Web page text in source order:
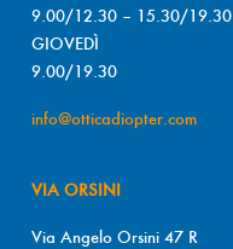
9.00/12.30 – 15.30/19.30
GIOVEDÌ
9.00/19.30
info@otticadiopter.com
VIA ORSINI
Via Angelo Orsini 47 R